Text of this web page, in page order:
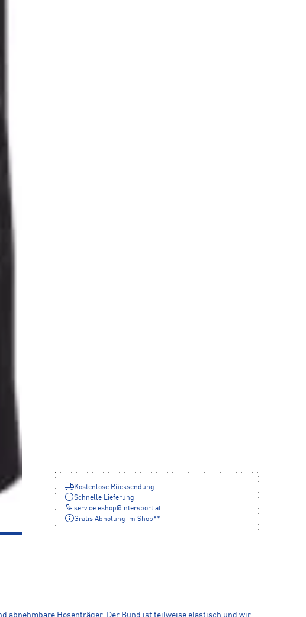
Kostenlose Rücksendung
Schnelle Lieferung
service.eshop@intersport.at
Gratis Abholung im Shop**
abnehmbare Hosenträger. Der Bund ist teilweise elastisch und wir